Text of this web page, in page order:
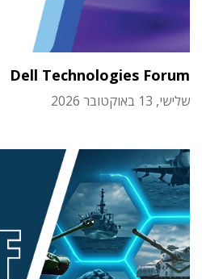
Dell Technologies Forum
שלישי, 13 באוקטובר 2026